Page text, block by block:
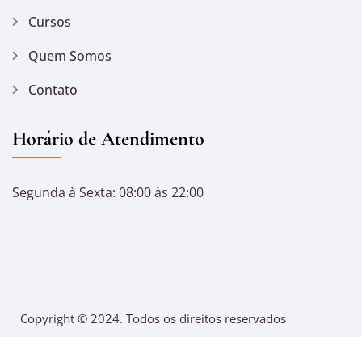
Cursos
Quem Somos
Contato
Horário de Atendimento
Segunda à Sexta: 08:00 às 22:00
Copyright © 2024. Todos os direitos reservados